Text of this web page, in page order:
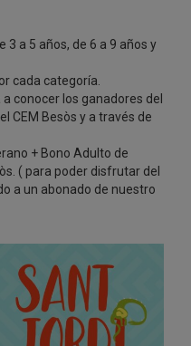
3 a 5 años, de 6 a 9 años y
cada categoría.
conocer los ganadores del
CEM Besòs y a través de
+ Bono Adulto de
( para poder disfrutar del
a un abonado de nuestro